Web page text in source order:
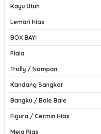
Kayu Utuh
Lemari Hias
BOX BAYI
Piala
Trolly / Nampan
Kandang Sangkar
Bangku / Bale Bale
Figura / Cermin Hias
Meja Rias